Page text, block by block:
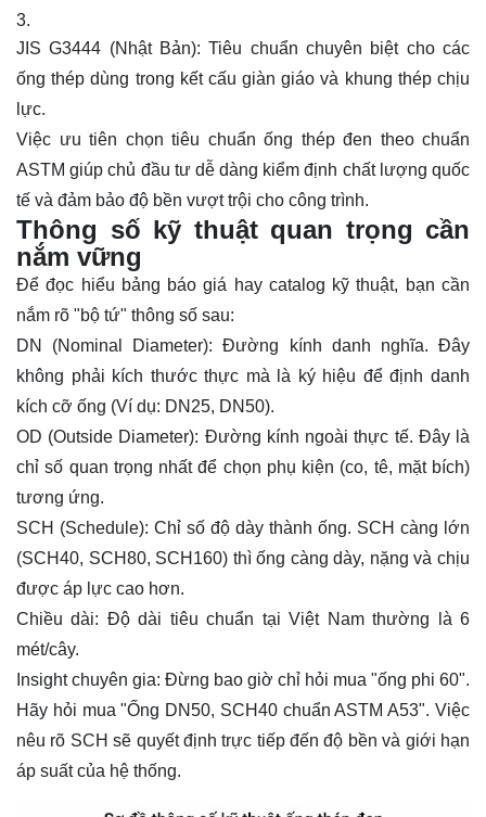
JIS G3444 (Nhật Bản): Tiêu chuẩn chuyên biệt cho các
ống thép dùng trong kết cấu giàn giáo và khung thép chịu
lực.
Việc ưu tiên chọn tiêu chuẩn ống thép đen theo chuẩn
ASTM giúp chủ đầu tư dễ dàng kiểm định chất lượng quốc
tế và đảm bảo độ bền vượt trội cho công trình.
Thông số kỹ thuật quan trọng cần
nắm vững
Để đọc hiểu bảng báo giá hay catalog kỹ thuật, bạn cần
nắm rõ "bộ tứ" thông số sau:
DN (Nominal Diameter): Đường kính danh nghĩa. Đây
không phải kích thước thực mà là ký hiệu để định danh
kích cỡ ống (Ví dụ: DN25, DN50).
OD (Outside Diameter): Đường kính ngoài thực tế. Đây là
chỉ số quan trọng nhất để chọn phụ kiện (co, tê, mặt bích)
tương ứng.
SCH (Schedule): Chỉ số độ dày thành ống. SCH càng lớn
(SCH40, SCH80, SCH160) thì ống càng dày, nặng và chịu
được áp lực cao hơn.
Chiều dài: Độ dài tiêu chuẩn tại Việt Nam thường là 6
mét/cây.
Insight chuyên gia: Đừng bao giờ chỉ hỏi mua "ống phi 60".
Hãy hỏi mua "Ống DN50, SCH40 chuẩn ASTM A53". Việc
nêu rõ SCH sẽ quyết định trực tiếp đến độ bền và giới hạn
áp suất của hệ thống.